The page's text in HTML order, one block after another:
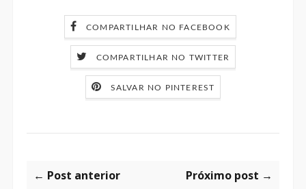
COMPARTILHAR NO FACEBOOK
COMPARTILHAR NO TWITTER
SALVAR NO PINTEREST
← Post anterior Próximo post →